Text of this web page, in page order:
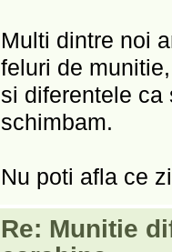
Multi dintre noi
feluri de
si diferentele ca
schimbam.
Nu poti afla ce
Re: Munitie